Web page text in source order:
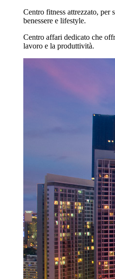
Centro fitness attrezzato, per
benessere e lifestyle.
Centro affari dedicato che
lavoro e la produttività.